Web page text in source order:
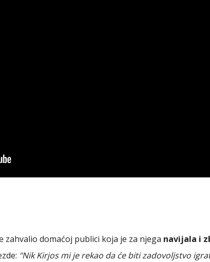
zahvalio domaćoj publici koja je za njega navijala i
"Nik Kirjos mi je rekao da će biti zadovoljstvo